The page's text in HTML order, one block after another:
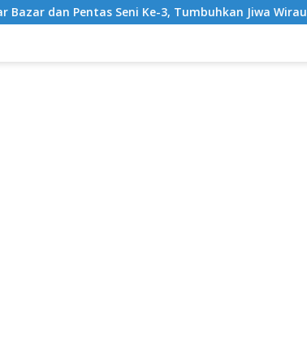
Ke-3, Tumbuhkan Jiwa Wirausaha Sejak Dini